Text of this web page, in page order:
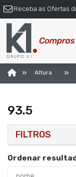
Receba as Ofertas
» Altura »
93.5
FILTROS
Ordenar